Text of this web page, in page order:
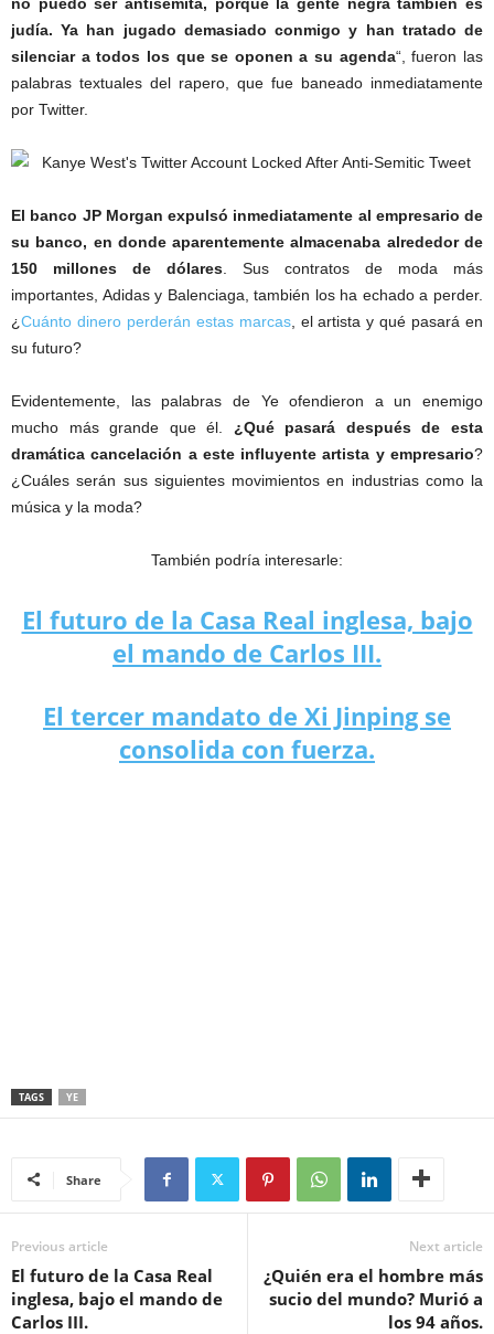
judía. Ya han jugado demasiado conmigo y han tratado de
silenciar a todos los que se oponen a su agenda“, fueron las
palabras textuales del rapero, que fue baneado inmediatamente
por Twitter.
El banco JP Morgan expulsó inmediatamente al empresario de
su banco, en donde aparentemente almacenaba alrededor de
150 millones de dólares . Sus contratos de moda más
importantes, Adidas y Balenciaga, también los ha echado a perder.
¿Cuánto dinero perderán estas marcas, el artista y qué pasará en
su futuro?
Evidentemente, las palabras de Ye ofendieron a un enemigo
mucho más grande que él. ¿Qué pasará después de esta
dramática cancelación a este influyente artista y empresario?
¿Cuáles serán sus siguientes movimientos en industrias como la
música y la moda?
También podría interesarle:
El futuro de la Casa Real inglesa, bajo
el mando de Carlos III.
El tercer mandato de Xi Jinping se
consolida con fuerza.
TAGS YE
Share
Previous article
El futuro de la Casa Real
inglesa, bajo el mando de
Carlos III.
Next article
¿Quién era el hombre más
sucio del mundo? Murió a
los 94 años.